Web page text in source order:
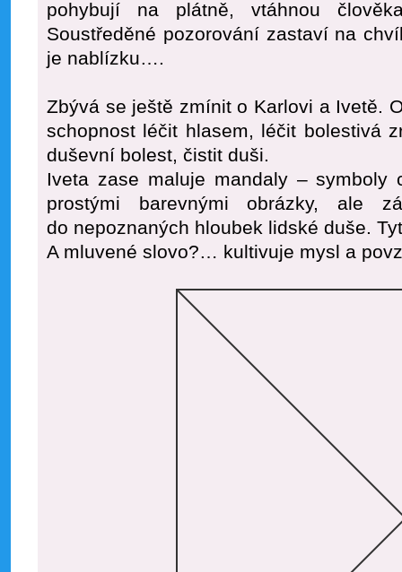
pohybují na plátně, vtáhnou
Soustředěné pozorování zastaví na
je nablízku….
Zbývá se ještě zmínit o Karlovi a Ivetě.
schopnost léčit hlasem, léčit bolestivá
duševní bolest, čistit duši.
Iveta zase maluje mandaly – symboly
prostými barevnými obrázky, ale
do nepoznaných hloubek lidské duše.
A mluvené slovo?… kultivuje mysl a